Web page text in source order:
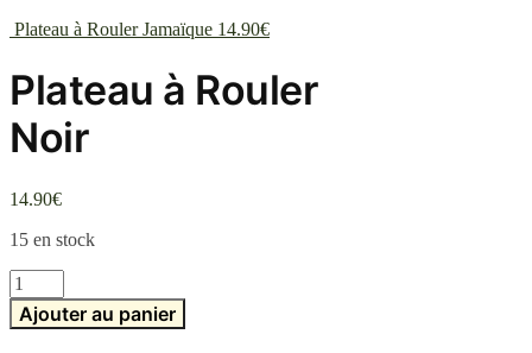
Plateau à Rouler Jamaïque 14.90€
Plateau à Rouler
Noir
14.90€
15 en stock
quantité
de
Plateau
Ajouter au panier